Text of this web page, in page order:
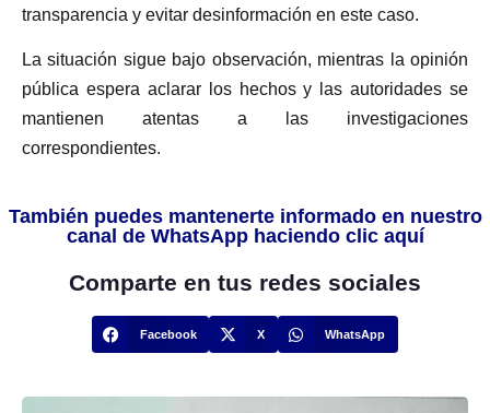
transparencia y evitar desinformación en este caso.
La situación sigue bajo observación, mientras la opinión
pública espera aclarar los hechos y las autoridades se
mantienen atentas a las investigaciones
correspondientes.
También puedes mantenerte informado en nuestro
canal de WhatsApp haciendo clic aquí
Comparte en tus redes sociales
Facebook X WhatsApp